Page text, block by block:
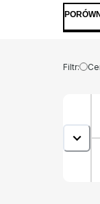
Filtr: